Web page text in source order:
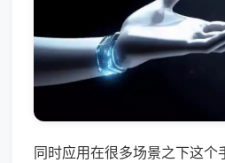
同时应用在很多场景之下这个